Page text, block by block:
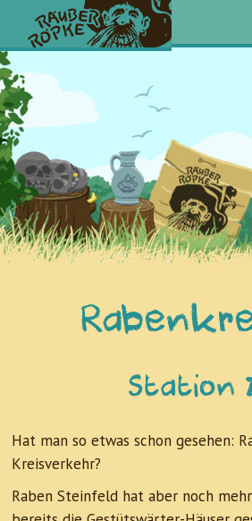
Station
Hat man so etwas schon gesehen:
Kreisverkehr?
Raben Steinfeld hat aber noch